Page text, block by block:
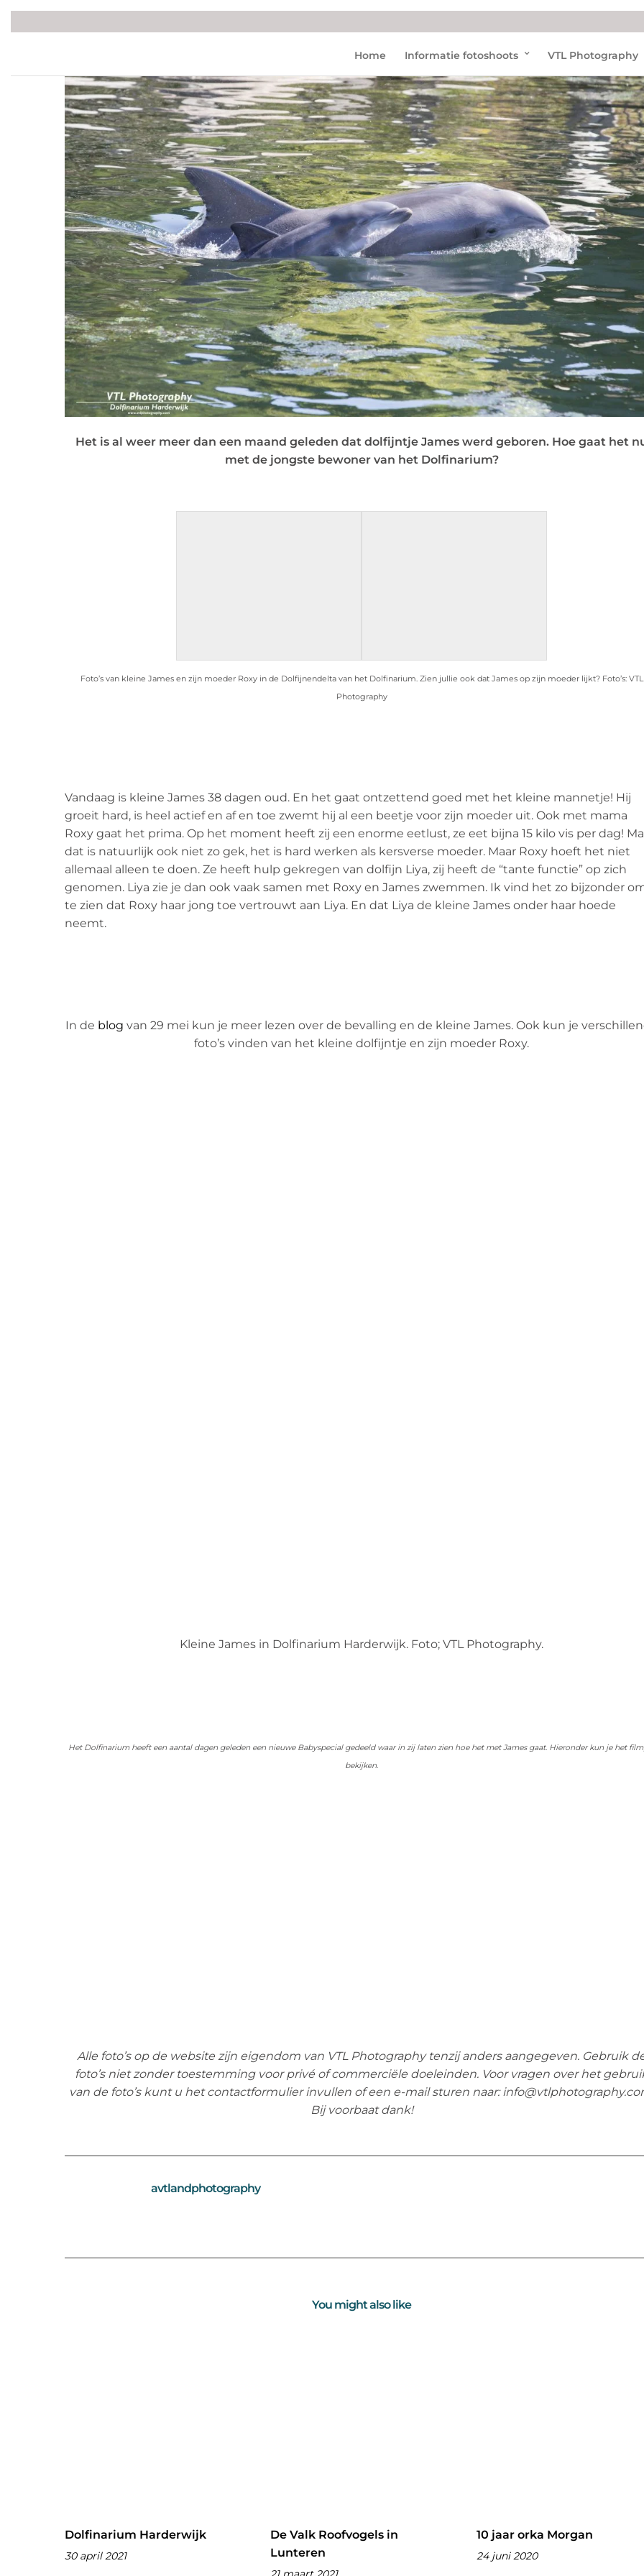
Home Informatie fotoshoots VTL Photography
Het is al weer meer dan een maand geleden dat dolfijntje James werd geboren. Hoe gaat het
met de jongste bewoner van het Dolfinarium?
Foto’s van kleine James en zijn moeder Roxy in de Dolfijnendelta van het Dolfinarium. Zien jullie ook dat James op zijn moeder lijkt? Foto’s: VTL
Photography
Vandaag is kleine James 38 dagen oud. En het gaat ontzettend goed met het kleine mannetje! Hij
groeit hard, is heel actief en af en toe zwemt hij al een beetje voor zijn moeder uit. Ook met mama
Roxy gaat het prima. Op het moment heeft zij een enorme eetlust, ze eet bijna 15 kilo vis per dag!
dat is natuurlijk ook niet zo gek, het is hard werken als kersverse moeder. Maar Roxy hoeft het niet
allemaal alleen te doen. Ze heeft hulp gekregen van dolfijn Liya, zij heeft de “tante functie” op zich
genomen. Liya zie je dan ook vaak samen met Roxy en James zwemmen. Ik vind het zo bijzonder
te zien dat Roxy haar jong toe vertrouwt aan Liya. En dat Liya de kleine James onder haar hoede
neemt.
In de blog van 29 mei kun je meer lezen over de bevalling en de kleine James. Ook kun je
foto’s vinden van het kleine dolfijntje en zijn moeder Roxy.
Kleine James in Dolfinarium Harderwijk. Foto; VTL Photography.
Het Dolfinarium heeft een aantal dagen geleden een nieuwe Babyspecial gedeeld waar in zij laten zien hoe het met James gaat. Hieronder kun je het
bekijken.
Alle foto’s op de website zijn eigendom van VTL Photography tenzij anders aangegeven. Gebruik
foto’s niet zonder toestemming voor privé of commerciële doeleinden. Voor vragen over het
van de foto’s kunt u het contactformulier invullen of een e-mail sturen naar:
Bij voorbaat dank!
avtlandphotography
You might also like
Dolfinarium Harderwijk
30 april 2021
De Valk Roofvogels in
Lunteren
10 jaar orka Morgan
24 juni 2020